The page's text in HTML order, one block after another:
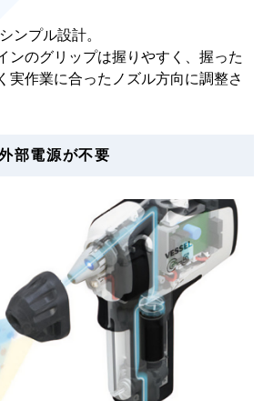
ンプル設計。
ンのグリップは握りやすく、握った
実作業に合ったノズル方向に調整さ
部電源が不要